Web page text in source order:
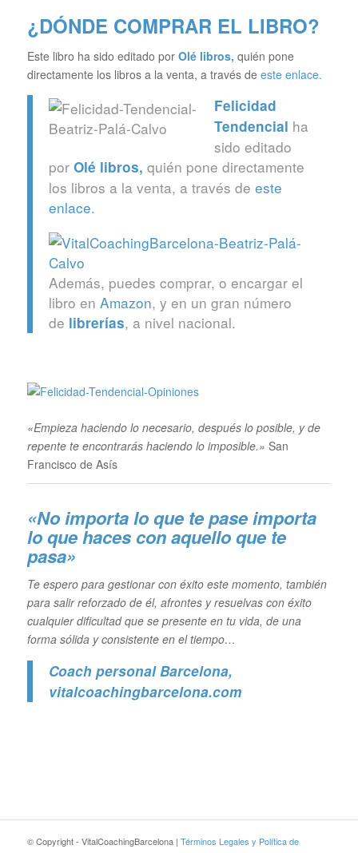
¿DÓNDE COMPRAR EL LIBRO?
Este libro ha sido editado por Olé libros, quién pone
directamente los libros a la venta, a través de este enlace.
Felicidad
Tendencial ha
sido editado
por Olé libros, quién pone directamente
los libros a la venta, a través de este
enlace.
Además, puedes comprar, o encargar el
libro en Amazon, y en un gran número
de librerías, a nivel nacional.
«Empieza haciendo lo necesario, después lo posible, y de
repente te encontrarás haciendo lo imposible.» San
Francisco de Asís
«No importa lo que te pase importa
lo que haces con aquello que te
pasa»
Te espero para gestionar con éxito este momento, también
para salir reforzado de él, afrontes y resuelvas con éxito
cualquier dificultad que se presente en tu vida, de una
forma sólida y consistente en el tiempo…
Coach personal Barcelona,
vitalcoachingbarcelona.com
© Copyright - VitalCoachingBarcelona | Términos Legales y Política de